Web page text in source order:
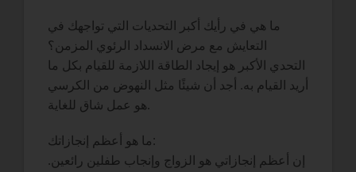
ما هي في رأيك أكبر التحديات التي تواجهك في
التعايش مع مرض الانسداد الرئوي المزمن؟
التحدي الأكبر هو إيجاد الطاقة اللازمة للقيام بكل ما
أريد القيام به. أجد أن شيئًا مثل النهوض من الكرسي
هو عمل شاق للغاية.
ما هو أعظم إنجازاتك:
إن أعظم إنجازاتي هو الزواج وإنجاب طفلين رائعين.